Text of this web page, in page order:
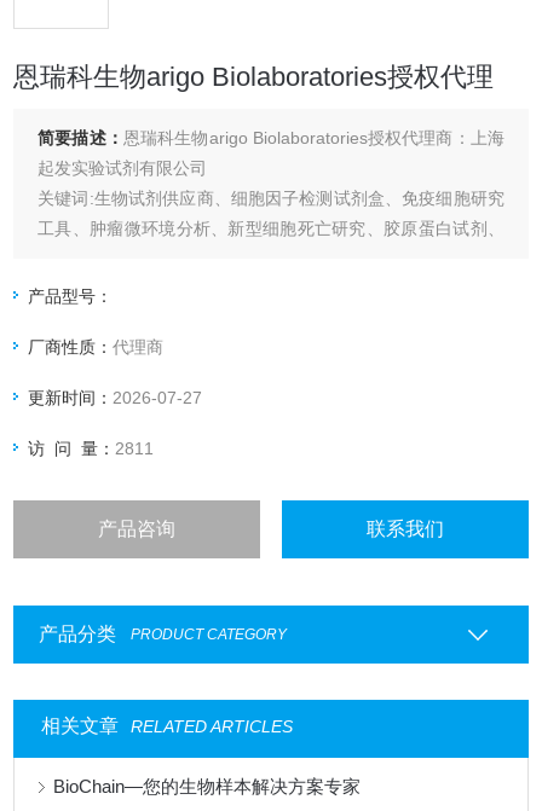
恩瑞科生物arigo Biolaboratories授权代理
简要描述： 恩瑞科生物arigo Biolaboratories授权代理商：上海
起发实验试剂有限公司
关键词:生物试剂供应商、细胞因子检测试剂盒、免疫细胞研究
工具、肿瘤微环境分析、新型细胞死亡研究、胶原蛋白试剂、
剂盒、免疫分型工具、学术会议合作、生物制药研发支持
产品型号：
厂商性质：代理商
更新时间： 2026-07-27
访 问 量： 2811
产品咨询 联系我们
产品分类 PRODUCT CATEGORY
相关文章 RELATED ARTICLES
BioChain—您的生物样本解决方案专家